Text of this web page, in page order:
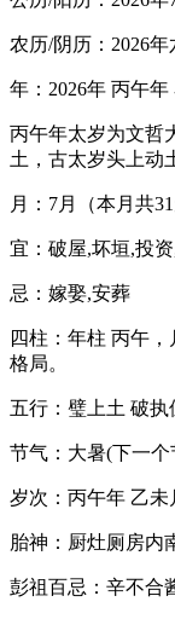
农历/阴历：2026
年：2026年 丙午年
丙午年太岁为文哲
土，古太岁头上动
月：7月（本月共31
宜：破屋,坏垣,投
忌：嫁娶,安葬
四柱：年柱 丙午
格局。
五行：璧上土 破执
节气：大暑(下一个
岁次：丙午年 乙未
胎神：厨灶厕房内
彭祖百忌：辛不合